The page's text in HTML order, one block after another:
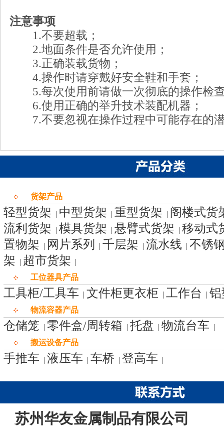
注意事项
1.不要超载；
2.地面条件是否允许使用；
3.正确装载货物；
4.操作时请穿戴好安全鞋和手套；
5.每次使用前请做一次彻底的操作检
6.使用正确的举升技术装配机器；
7.不要忽视在操作过程中可能存在的
货架产品
轻型货架 | 中型货架 | 重型货架 | 阁楼式货
流利货架 | 模具货架 | 悬臂式货架 | 移动式
置物架 | 网片系列 | 千层架 | 流水线 | 不锈
架 | 超市货架 |
工位器具产品
工具柜/工具车 | 文件柜更衣柜 | 工作台 | 铝
物流容器产品
仓储笼 | 零件盒/周转箱 | 托盘 | 物流台车 |
搬运设备产品
手推车 | 液压车 | 车桥 | 登高车 |
苏州华友金属制品有限公司